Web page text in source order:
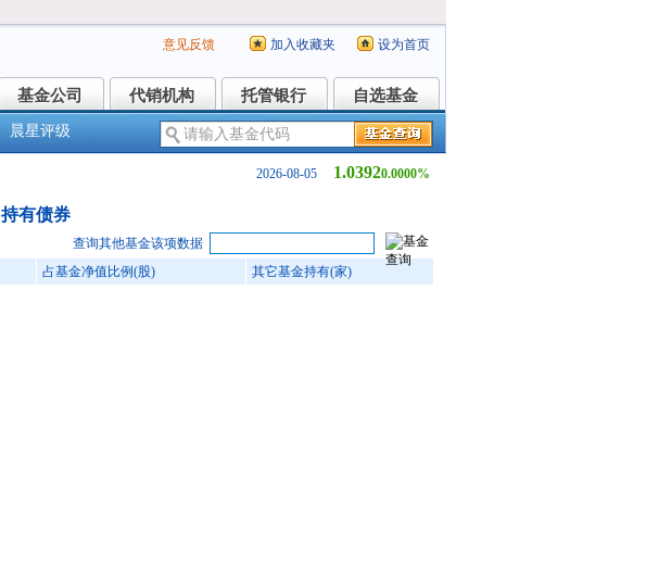
意见反馈 加入收藏夹 设为首页
基金公司
基金公司 代销机构
代销机构 托管银行
托管银行 自选基金
自选基金
晨星评级
2026-08-05 1.03920.0000%
持有债券
查询其他基金该项数据
占基金净值比例(股) 其它基金持有(家)